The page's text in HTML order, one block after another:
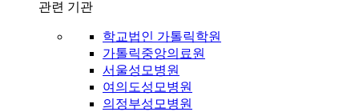
관련 기관
학교법인 가톨릭학원
가톨릭중앙의료원
서울성모병원
여의도성모병원
의정부성모병원